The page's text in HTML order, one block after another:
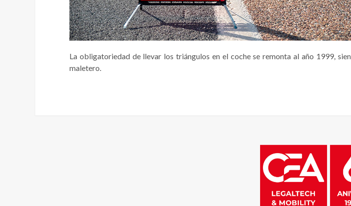
La obligatoriedad de llevar los triángulos en el coche se remonta al año 1999,
maletero.